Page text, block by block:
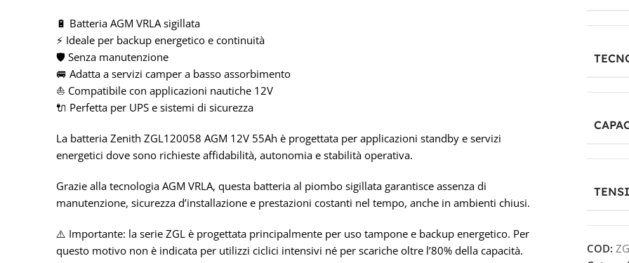
🔋 Batteria AGM VRLA sigillata
⚡ Ideale per backup energetico e continuità
🛡️ Senza manutenzione
🚐 Adatta a servizi camper a basso assorbimento
⛵ Compatibile con applicazioni nautiche 12V
🔌 Perfetta per UPS e sistemi di sicurezza
La batteria Zenith ZGL120058 AGM 12V 55Ah è progettata per applicazioni standby e servizi
energetici dove sono richieste affidabilità, autonomia e stabilità operativa.
Grazie alla tecnologia AGM VRLA, questa batteria al piombo sigillata garantisce assenza di
manutenzione, sicurezza d’installazione e prestazioni costanti nel tempo, anche in ambienti chiusi.
⚠️ Importante: la serie ZGL è progettata principalmente per uso tampone e backup energetico. Per
questo motivo non è indicata per utilizzi ciclici intensivi né per scariche oltre l’80% della capacità.
COD: